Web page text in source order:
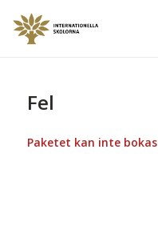
Fel
Paketet kan inte bokas